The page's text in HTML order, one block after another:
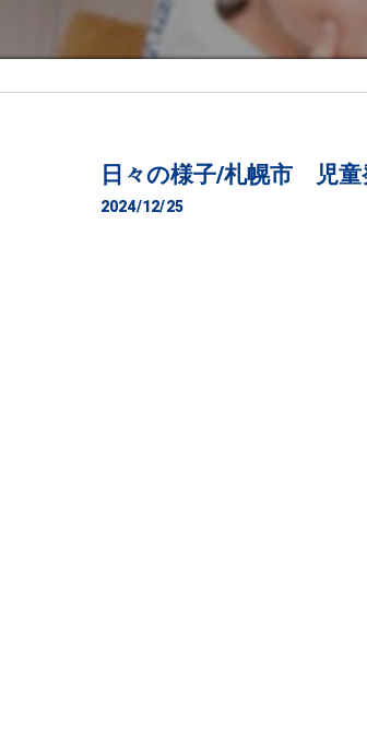
日々の様子/札幌市 児
2024/12/25